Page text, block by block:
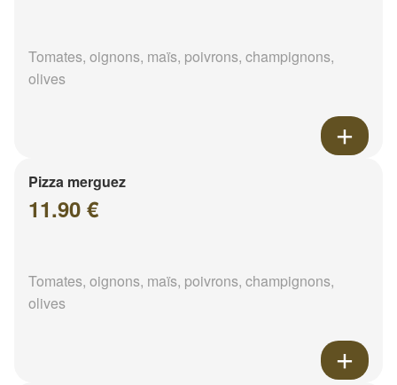
Tomates, oignons, maïs, poivrons, champignons,
olives
Pizza merguez
11.90 €
Tomates, oignons, maïs, poivrons, champignons,
olives